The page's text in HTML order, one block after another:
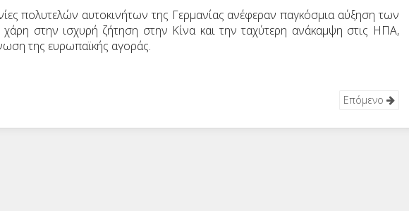
πολυτελών αυτοκινήτων της Γερμανίας ανέφεραν παγκόσμια αύξηση των
στην ισχυρή ζήτηση στην Κίνα και την ταχύτερη ανάκαμψη στις ΗΠΑ,
της ευρωπαϊκής αγοράς.
Επόμενο